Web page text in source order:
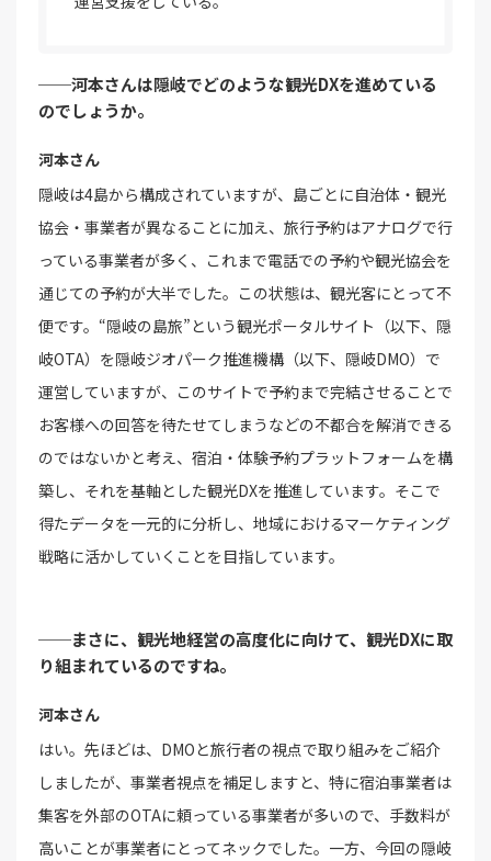
──河本さんは隠岐でどのような観光DXを進めている
のでしょうか。
河本さん
隠岐は4島から構成されていますが、島ごとに自治体・観光
協会・事業者が異なることに加え、旅行予約はアナログで行
っている事業者が多く、これまで電話での予約や観光協会を
通じての予約が大半でした。この状態は、観光客にとって不
便です。“隠岐の島旅”という観光ポータルサイト（以下、隠
岐OTA）を隠岐ジオパーク推進機構（以下、隠岐DMO）で
運営していますが、このサイトで予約まで完結させることで
お客様への回答を待たせてしまうなどの不都合を解消できる
のではないかと考え、宿泊・体験予約プラットフォームを構
築し、それを基軸とした観光DXを推進しています。そこで
得たデータを一元的に分析し、地域におけるマーケティング
戦略に活かしていくことを目指しています。
──まさに、観光地経営の高度化に向けて、観光DXに取
り組まれているのですね。
河本さん
はい。先ほどは、DMOと旅行者の視点で取り組みをご紹介
しましたが、事業者視点を補足しますと、特に宿泊事業者は
集客を外部のOTAに頼っている事業者が多いので、手数料が
高いことが事業者にとってネックでした。一方、今回の隠岐